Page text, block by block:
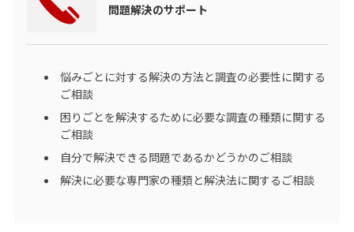
問題解決のサポート
悩みごとに対する解決の方法と調査の必要性に関する
ご相談
困りごとを解決するために必要な調査の種類に関する
ご相談
自分で解決できる問題であるかどうかのご相談
解決に必要な専門家の種類と解決法に関するご相談